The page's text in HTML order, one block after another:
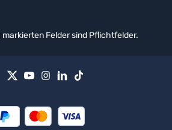
markierten Felder sind Pflichtfelder.